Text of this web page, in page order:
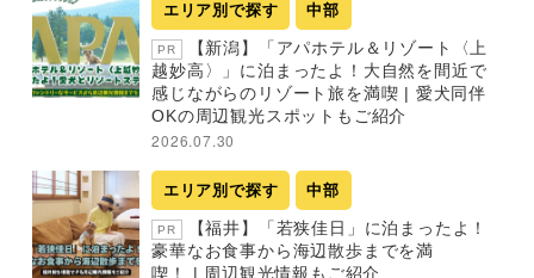
エリア別で探す 中部
PR
【新潟】「アパホテル＆リゾート〈上
越妙高〉」に泊まったよ！大自然を間近で
感じながらのリゾート旅を満喫 | 愛犬同伴
OKの周辺観光スポットもご紹介
2026.07.30
エリア別で探す 中部
PR
【福井】「若狭佳日」に泊まったよ！
豪華なお食事から海辺散歩までを満
喫！ | 周辺観光情報もご紹介